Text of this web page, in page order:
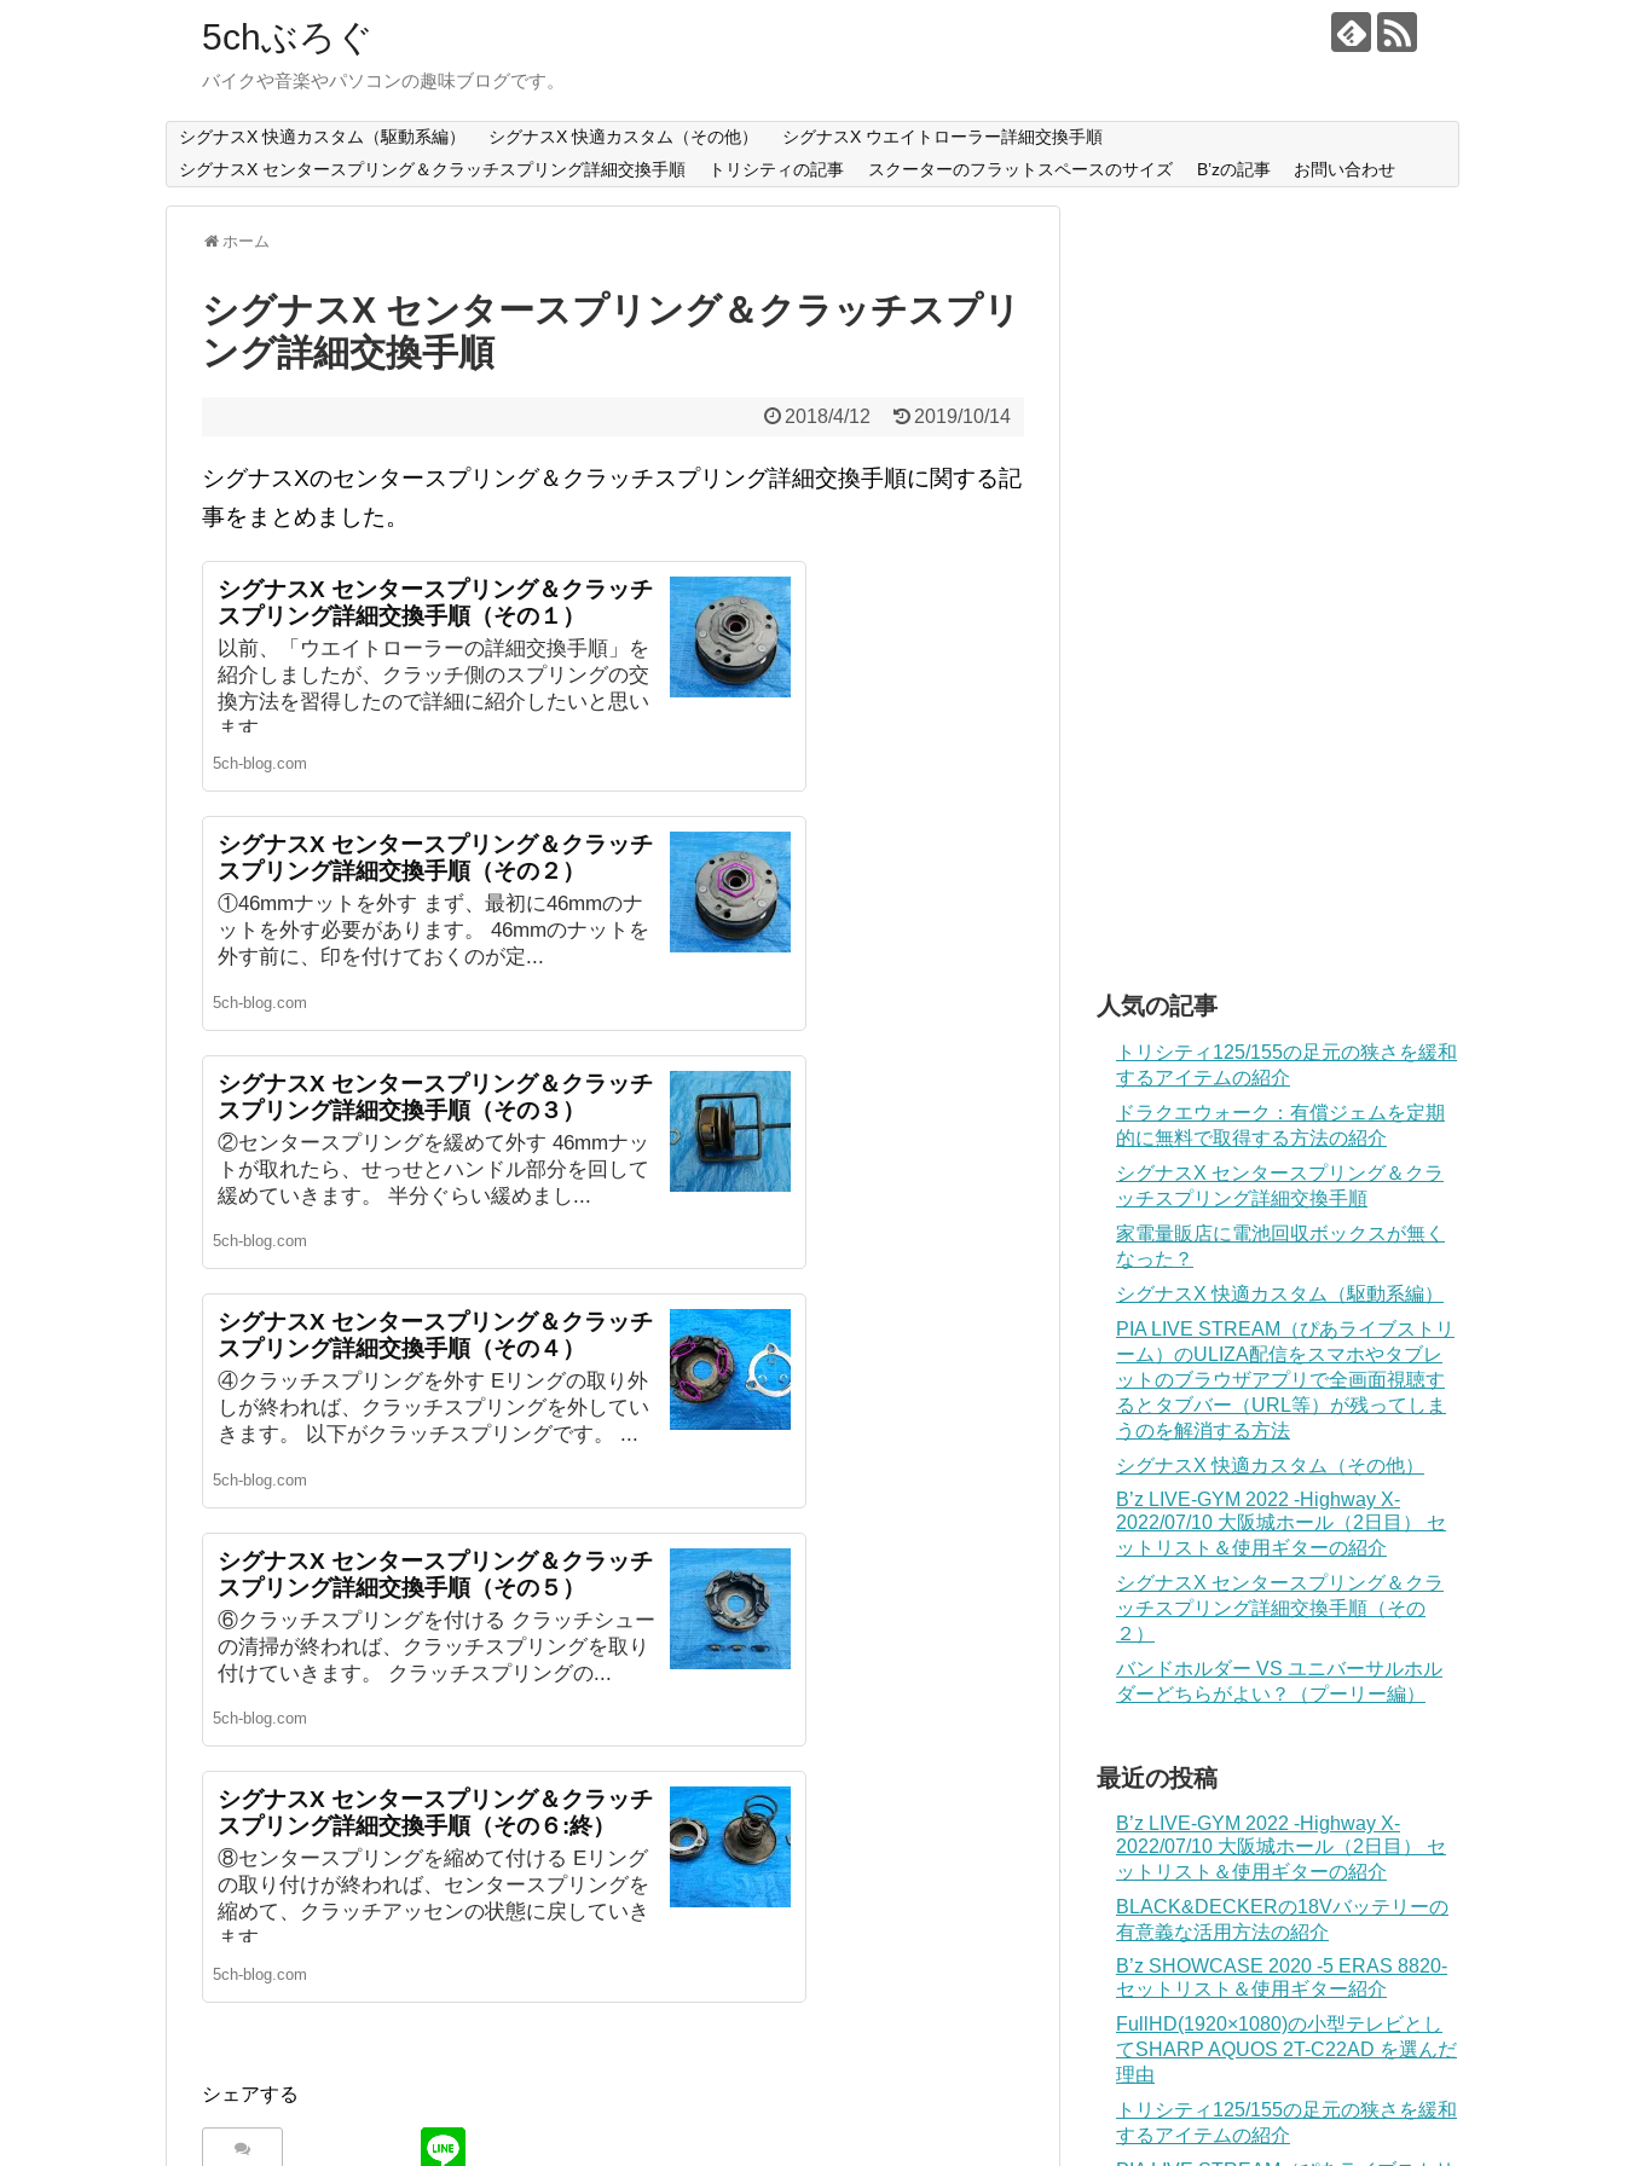
5chぶろぐ
バイクや音楽やパソコンの趣味ブログです。
シグナスX 快適カスタム（駆動系編） シグナスX 快適カスタム（その他）
シグナスX ウエイトローラー詳細交換手順
シグナスX センタースプリング＆クラッチスプリング詳細交換手順
トリシティの記事 スクーターのフラットスペースのサイズ B’zの記事 お問い合わせ
ホーム
シグナスX センタースプリング＆クラッチスプリ
ング詳細交換手順
2018/4/12 2019/10/14
シグナスXのセンタースプリング＆クラッチスプリング詳細交換手順に関する記
事をまとめました。
シグナスX センタースプリング＆クラッチ
スプリング詳細交換手順（その１）
以前、「ウエイトローラーの詳細交換手順」を
紹介しましたが、クラッチ側のスプリングの交
換方法を習得したので詳細に紹介したいと思い
ます。 ...
5ch-blog.com
シグナスX センタースプリング＆クラッチ
スプリング詳細交換手順（その２）
①46mmナットを外す まず、最初に46mmのナ
ットを外す必要があります。 46mmのナットを
外す前に、印を付けておくのが定...
5ch-blog.com
シグナスX センタースプリング＆クラッチ
スプリング詳細交換手順（その３）
②センタースプリングを緩めて外す 46mmナッ
トが取れたら、せっせとハンドル部分を回して
緩めていきます。 半分ぐらい緩めまし...
5ch-blog.com
シグナスX センタースプリング＆クラッチ
スプリング詳細交換手順（その４）
④クラッチスプリングを外す Eリングの取り外
しが終われば、クラッチスプリングを外してい
きます。 以下がクラッチスプリングです。 ...
5ch-blog.com
シグナスX センタースプリング＆クラッチ
スプリング詳細交換手順（その５）
⑥クラッチスプリングを付ける クラッチシュー
の清掃が終われば、クラッチスプリングを取り
付けていきます。 クラッチスプリングの...
5ch-blog.com
シグナスX センタースプリング＆クラッチ
スプリング詳細交換手順（その６:終）
⑧センタースプリングを縮めて付ける Eリング
の取り付けが終われば、センタースプリングを
縮めて、クラッチアッセンの状態に戻していき
ます。 ...
5ch-blog.com
シェアする
人気の記事
トリシティ125/155の足元の狭さを緩和
するアイテムの紹介
ドラクエウォーク：有償ジェムを定期
的に無料で取得する方法の紹介
シグナスX センタースプリング＆クラ
ッチスプリング詳細交換手順
家電量販店に電池回収ボックスが無く
なった？
シグナスX 快適カスタム（駆動系編）
PIA LIVE STREAM（ぴあライブストリ
ーム）のULIZA配信をスマホやタブレ
ットのブラウザアプリで全画面視聴す
るとタブバー（URL等）が残ってしま
うのを解消する方法
シグナスX 快適カスタム（その他）
B’z LIVE-GYM 2022 -Highway X-
2022/07/10 大阪城ホール（2日目） セ
ットリスト＆使用ギターの紹介
シグナスX センタースプリング＆クラ
ッチスプリング詳細交換手順（その
２）
バンドホルダー VS ユニバーサルホル
ダーどちらがよい？（プーリー編）
最近の投稿
B’z LIVE-GYM 2022 -Highway X-
2022/07/10 大阪城ホール（2日目） セ
ットリスト＆使用ギターの紹介
BLACK&DECKERの18Vバッテリーの
有意義な活用方法の紹介
B’z SHOWCASE 2020 -5 ERAS 8820-
セットリスト＆使用ギター紹介
FullHD(1920×1080)の小型テレビとし
てSHARP AQUOS 2T-C22AD を選んだ
理由
トリシティ125/155の足元の狭さを緩和
するアイテムの紹介